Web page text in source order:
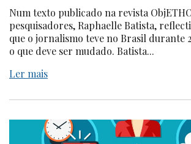
Num texto publicado na revista
pesquisadores, Raphaelle Batista,
que o jornalismo teve no Brasil durante
o que deve ser mudado. Batista...
Ler mais